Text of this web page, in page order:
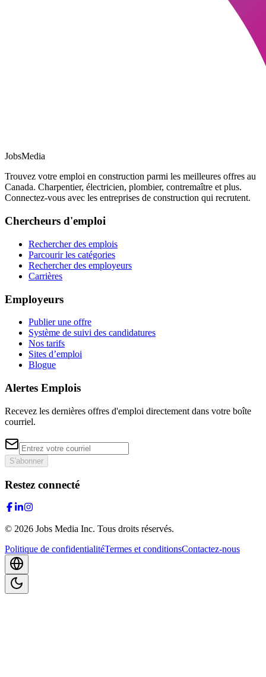
JobsMedia
Trouvez votre emploi en construction parmi les meilleures offres au
Canada. Charpentier, électricien, plombier, contremaître et plus.
Connectez-vous avec les entreprises de construction qui recrutent.
Chercheurs d'emploi
Rechercher des emplois
Parcourir les catégories
Rechercher des employeurs
Carrières
Employeurs
Publier une offre
Système de suivi des candidatures
Nos tarifs
Sites d’emploi
Blogue
Alertes Emplois
Recevez les dernières offres d'emploi directement dans votre boîte
courriel.
S'abonner
Restez connecté
© 2026 Jobs Media Inc. Tous droits réservés.
Politique de confidentialitéTermes et conditionsContactez-nous